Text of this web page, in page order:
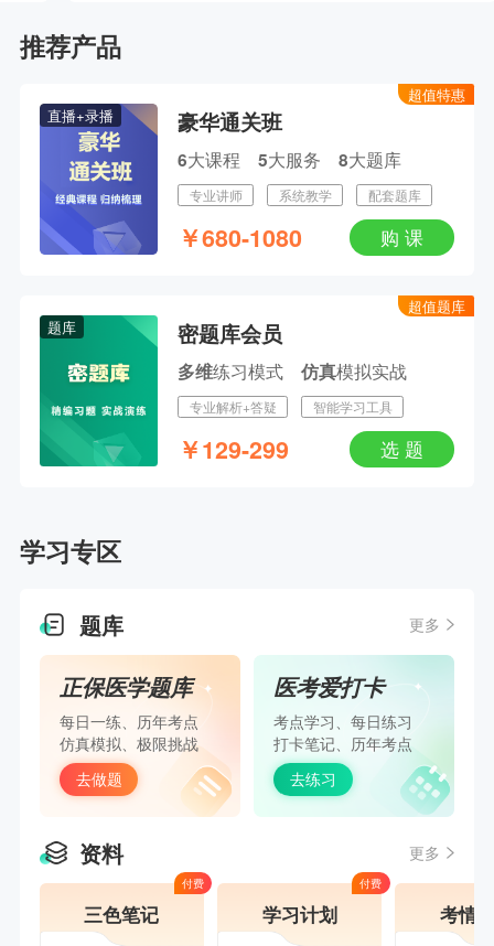
主讲人：网校老师 | 2026-08-12 19:00--20:30
主讲人：乔帅 | 2026-04-09 19:00--21:00
2025护士资格成绩放榜，查分注意事项
主讲人：章一芹 | 2025-04-26 12:35--13:25
章一芹临考划重点！2025护士资格考前最后一课
推荐产品
超值特惠
直播+录播
豪华通关班
6大课程5大服务8大题库
专业讲师 系统教学 配套题库
￥680-1080 购 课
超值题库
题库
密题库会员
多维练习模式仿真模拟实战
专业解析+答疑 智能学习工具
￥129-299 选 题
学习专区
题库 更多
正保医学题库
每日一练、历年考点
仿真模拟、极限挑战
去做题
医考爱打卡
考点学习、每日练习
打卡笔记、历年考点
去练习
资料 更多
付费
三色笔记
付费
学习计划 考情